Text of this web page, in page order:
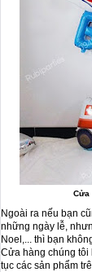
Cửa
Ngoài ra nếu bạn
những ngày lễ,
Noel,... thì bạn
Cửa hàng chúng tôi
tục các sản phẩm